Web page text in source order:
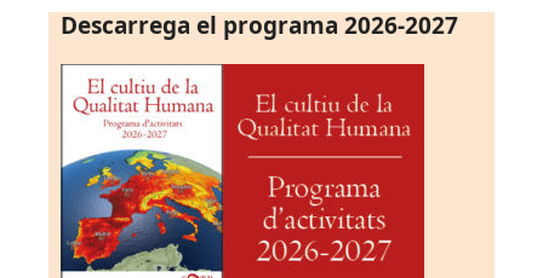
Descarrega el programa 2026-2027